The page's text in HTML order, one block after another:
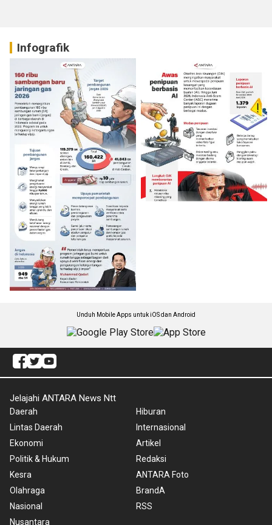
Infografik
Unduh Mobile Apps untuk iOS dan Android
Jelajahi ANTARA News Ntt
Daerah
Lintas Daerah
Ekonomi
Politik & Hukum
Kesra
Olahraga
Nasional
Nusantara
Hiburan
Internasional
Artikel
Redaksi
ANTARA Foto
BrandA
RSS